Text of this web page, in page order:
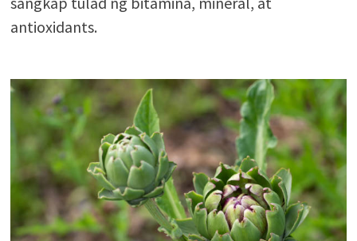
antioxidants.